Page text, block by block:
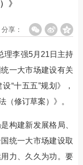
》
分享：
李强5月21日主持
一大市场建设有关
“十五五”规划》，
（修订草案）》。
建新发展格局、
统一大市场建设取
力、久久为功。要